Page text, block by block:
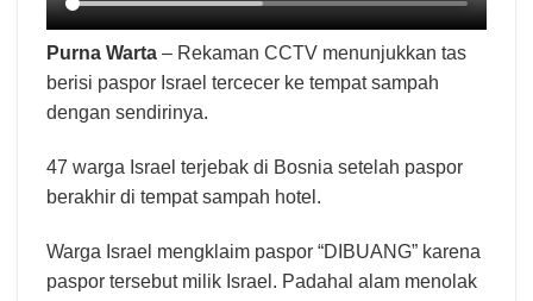
Purna Warta – Rekaman CCTV menunjukkan tas
berisi paspor Israel tercecer ke tempat sampah
dengan sendirinya.
47 warga Israel terjebak di Bosnia setelah paspor
berakhir di tempat sampah hotel.
Warga Israel mengklaim paspor “DIBUANG” karena
paspor tersebut milik Israel. Padahal alam menolak